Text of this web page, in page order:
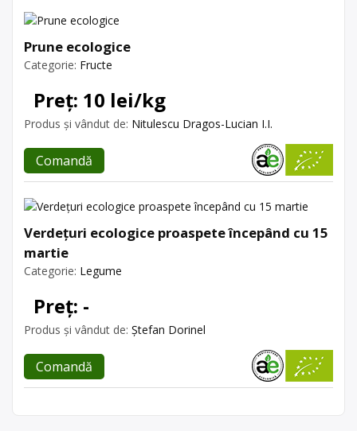
Prune ecologice
Categorie: Fructe
Preț: 10 lei/kg
Produs și vândut de: Nitulescu Dragos-Lucian I.I.
Comandă
Verdețuri ecologice proaspete începând cu 15
martie
Categorie: Legume
Preț: -
Produs și vândut de: Ștefan Dorinel
Comandă